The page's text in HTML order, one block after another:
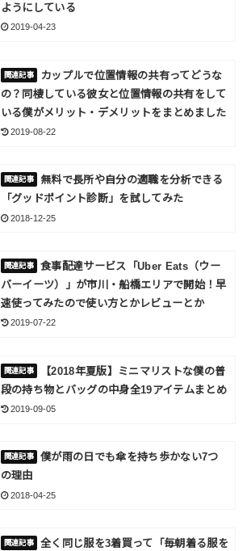
ようにしている
2019-04-23
カップルで位置情報の共有ってどうな
の？同棲している彼女と位置情報の共有をして
いる僕がメリット・デメリットをまとめました
2019-08-22
無料で長所や自分の適職を分析できる
「グッドポイント診断」を試してみた
2018-12-25
食事配達サービス「Uber Eats（ウー
バーイーツ）」が市川・船橋エリアで開始！早
速使ってみたので使い方とかレビューとか
2019-07-22
【2018年夏版】ミニマリストな僕の普
段の持ち物とバッグの中身全19アイテムまとめ
2019-09-05
僕が雨の日でも傘を持ち歩かない7つ
の理由
2018-04-25
全く同じ服を3着買って「毎朝着る服を